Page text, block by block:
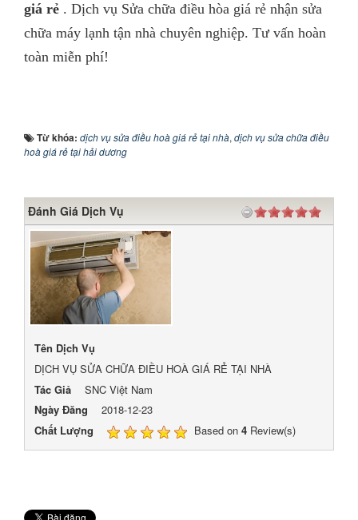
giá rẻ . Dịch vụ Sửa chữa điều hòa giá rẻ nhận sửa
chữa máy lạnh tận nhà chuyên nghiệp. Tư vấn hoàn
toàn miễn phí!
Từ khóa: dịch vụ sửa điều hoà giá rẻ tại nhà,dịch vụ sửa chữa điều
hoà giá rẻ tại hải dương
Đánh Giá Dịch Vụ
Tên Dịch Vụ
DỊCH VỤ SỬA CHỮA ĐIỀU HOÀ GIÁ RẺ TẠI NHÀ
Tác Giả
SNC Việt Nam
Ngày Đăng
2018-12-23
Chất Lượng
Based on 4 Review(s)